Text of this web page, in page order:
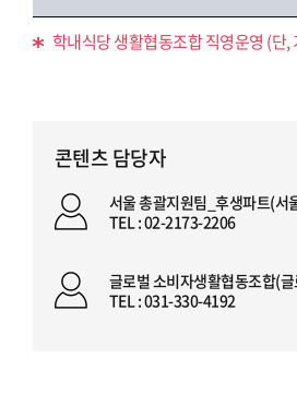
학내식당 생활협동조합 직영운영 (단,
콘텐츠 담당자
서울 총괄지원팀_후생파트(서
TEL : 02-2173-2206
글로벌 소비자생활협동조합(
TEL : 031-330-4192